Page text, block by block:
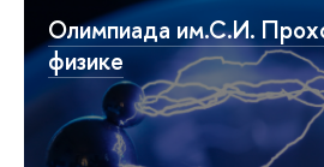
Олимпиада им.С.И.
физике